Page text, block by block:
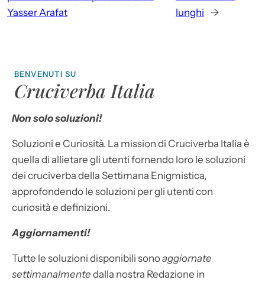
Yasser Arafat
lunghi
→
BENVENUTI SU
Cruciverba Italia
Non solo soluzioni!
Soluzioni e Curiosità. La mission di Cruciverba Italia è
quella di allietare gli utenti fornendo loro le soluzioni
dei cruciverba della Settimana Enigmistica,
approfondendo le soluzioni per gli utenti con
curiosità e definizioni.
Aggiornamenti!
Tutte le soluzioni disponibili sonoaggiornate
settimanalmente dalla nostra Redazione in